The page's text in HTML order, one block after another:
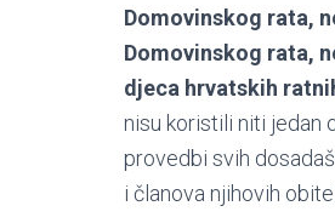
Domovinskog rata,
Domovinskog rata,
djeca hrvatskih
nisu koristili niti jedan
provedbi svih
i članova njihovih